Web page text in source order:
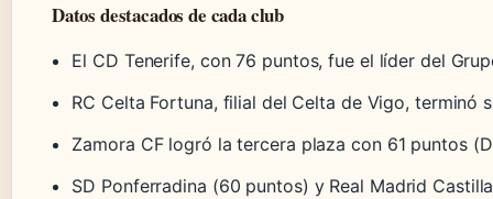
Datos destacados de cada club
El CD Tenerife, con 76 puntos, fue el líder del
RC Celta Fortuna, filial del Celta de Vigo, terminó
Zamora CF logró la tercera plaza con 61 puntos
SD Ponferradina (60 puntos) y Real Madrid